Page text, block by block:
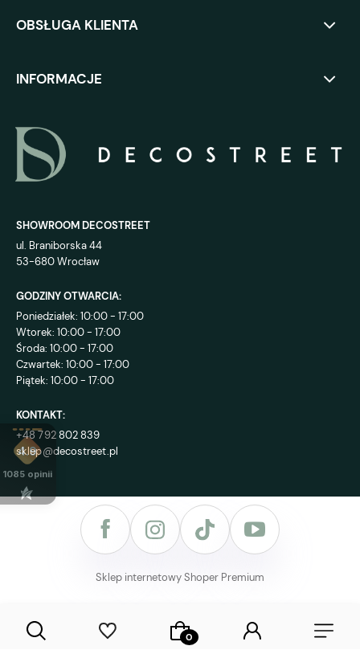
OBSŁUGA KLIENTA
INFORMACJE
SHOWROOM DECOSTREET
ul. Braniborska 44
53-680 Wrocław
GODZINY OTWARCIA:
Poniedziałek: 10:00 - 17:00
Wtorek: 10:00 - 17:00
Środa: 10:00 - 17:00
Czwartek: 10:00 - 17:00
Piątek: 10:00 - 17:00
KONTAKT:
+48 792 802 839
sklep@decostreet.pl
4.9
1085 opinii
Sklep internetowy Shoper Premium